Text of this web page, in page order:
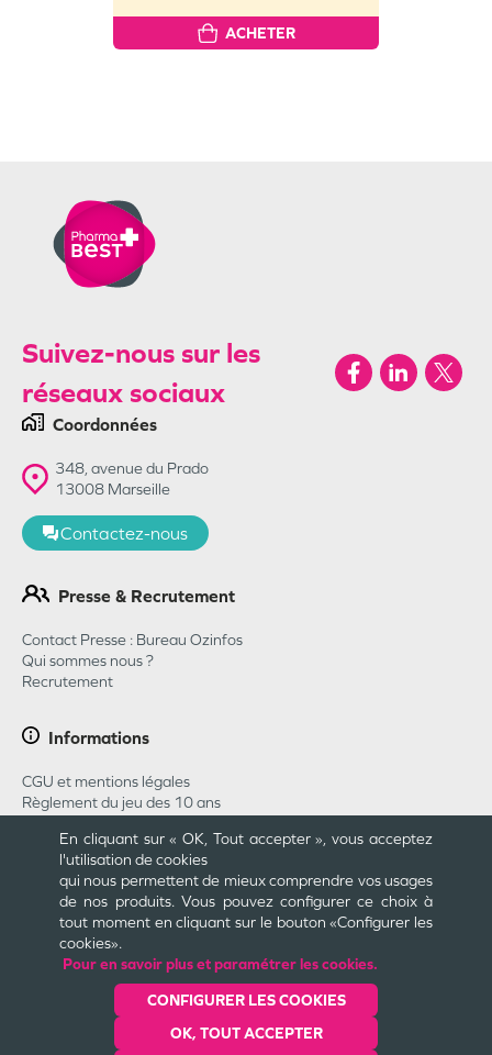
ACHETER
En cliquant sur « OK, Tout accepter », vous acceptez
l'utilisation de cookies
qui nous permettent de mieux comprendre vos usages
de nos produits. Vous pouvez configurer ce choix à
tout moment en cliquant sur le bouton «Configurer les
cookies».
Pour en savoir plus et paramétrer les cookies.
CONFIGURER LES COOKIES
OK, TOUT ACCEPTER
Suivez-nous sur les
réseaux sociaux
Coordonnées
348, avenue du Prado
13008 Marseille
Contactez-nous
Presse & Recrutement
Contact Presse : Bureau Ozinfos
Qui sommes nous ?
Recrutement
Informations
CGU et mentions légales
Règlement du jeu des 10 ans
CGU Carte Cadeau
Plan du site
Cookies et confidentialité
Engagements
Dernière mise à jour le